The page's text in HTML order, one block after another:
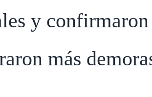
y
más